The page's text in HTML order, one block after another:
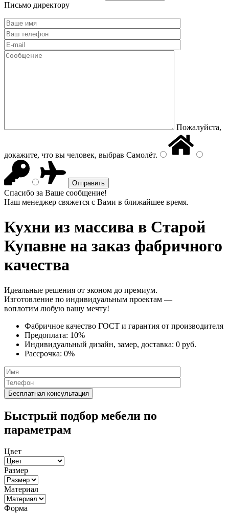
Письмо директору
Пожалуйста,
докажите, что вы человек, выбрав Самолёт.
Спасибо за Ваше сообщение!
Наш менеджер свяжется с Вами в ближайшее время.
Кухни из массива в Старой
Купавне на заказ фабричного
качества
Идеальные решения от эконом до премиум.
Изготовление по индивидуальным проектам —
воплотим любую вашу мечту!
Фабричное качество ГОСТ и гарантия от производителя
Предоплата: 10%
Индивидуальный дизайн, замер, доставка: 0 руб.
Рассрочка: 0%
Быстрый подбор мебели по
параметрам
Цвет
Размер
Материал
Форма